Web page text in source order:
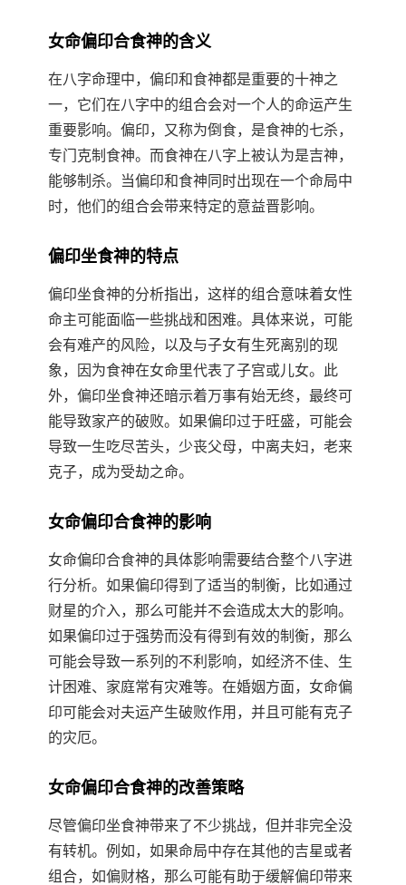
女命偏印合食神的含义
在八字命理中，偏印和食神都是重要的十神之
一，它们在八字中的组合会对一个人的命运产生
重要影响。偏印，又称为倒食，是食神的七杀，
专门克制食神。而食神在八字上被认为是吉神，
能够制杀。当偏印和食神同时出现在一个命局中
时，他们的组合会带来特定的意益晋影响。
偏印坐食神的特点
偏印坐食神的分析指出，这样的组合意味着女性
命主可能面临一些挑战和困难。具体来说，可能
会有难产的风险，以及与子女有生死离别的现
象，因为食神在女命里代表了子宫或儿女。此
外，偏印坐食神还暗示着万事有始无终，最终可
能导致家产的破败。如果偏印过于旺盛，可能会
导致一生吃尽苦头，少丧父母，中离夫妇，老来
克子，成为受劫之命。
女命偏印合食神的影响
女命偏印合食神的具体影响需要结合整个八字进
行分析。如果偏印得到了适当的制衡，比如通过
财星的介入，那么可能并不会造成太大的影响。
如果偏印过于强势而没有得到有效的制衡，那么
可能会导致一系列的不利影响，如经济不佳、生
计困难、家庭常有灾难等。在婚姻方面，女命偏
印可能会对夫运产生破败作用，并且可能有克子
的灾厄。
女命偏印合食神的改善策略
尽管偏印坐食神带来了不少挑战，但并非完全没
有转机。例如，如果命局中存在其他的吉星或者
组合，如偏财格，那么可能有助于缓解偏印带来